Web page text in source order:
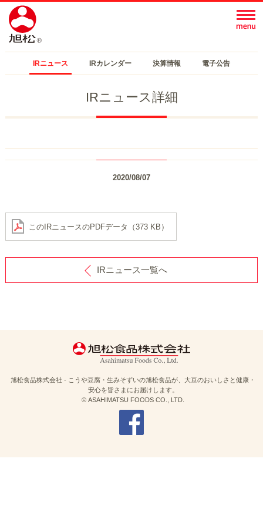
IRニュース IRカレンダー 決算情報 電子公告
IRニュース詳細
2020/08/07
このIRニュースのPDFデータ（373 KB）
IRニュース一覧へ
旭松食品株式会社 - こうや豆腐・生みそずいの旭松食品が、大豆のおいしさと健康・
安心を皆さまにお届けします。
© ASAHIMATSU FOODS CO., LTD.